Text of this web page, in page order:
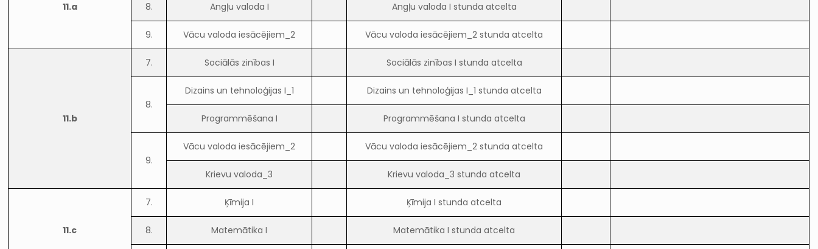
11.a 8. Angļu valoda I Angļu valoda I stunda atcelta
9. Vācu valoda iesācējiem_2 Vācu valoda iesācējiem_2 stunda atcelta
11.b
7. Sociālās zinības I Sociālās zinības I stunda atcelta
8.
Dizains un tehnoloģijas I_1 Dizains un tehnoloģijas I_1 stunda atcelta
Programmēšana I Programmēšana I stunda atcelta
9.
Vācu valoda iesācējiem_2 Vācu valoda iesācējiem_2 stunda atcelta
Krievu valoda_3 Krievu valoda_3 stunda atcelta
11.c
7. Ķīmija I Ķīmija I stunda atcelta
8. Matemātika I Matemātika I stunda atcelta